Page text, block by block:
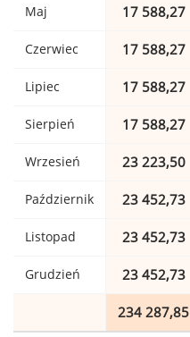
Maj 17 588,27
Czerwiec 17 588,27
Lipiec 17 588,27
Sierpień 17 588,27
Wrzesień 23 223,50
Październik 23 452,73
Listopad 23 452,73
Grudzień 23 452,73
234 287,85